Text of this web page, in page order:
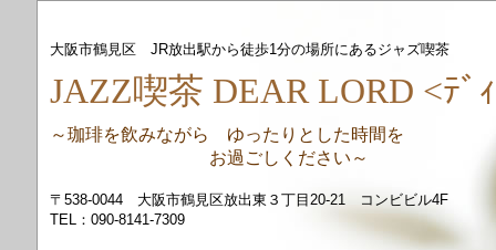
大阪市鶴見区 JR放出駅から徒歩1分の場所にあるジャズ喫茶
JAZZ喫茶 DEAR LORD <ﾃﾞ
～珈琲を飲みながら ゆったりとした時間を
お過ごしください～
〒538-0044 大阪市鶴見区放出東３丁目20-21 コンビビル4F
TEL：090-8141-7309